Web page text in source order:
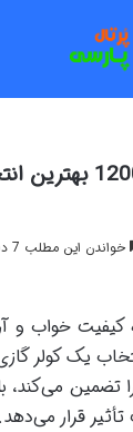
چرا کولر گازی
خواندن این مطلب 7 دقیقه زمان میبرد
خواب و
یک کولر
تضمین می‌کند،
قرار